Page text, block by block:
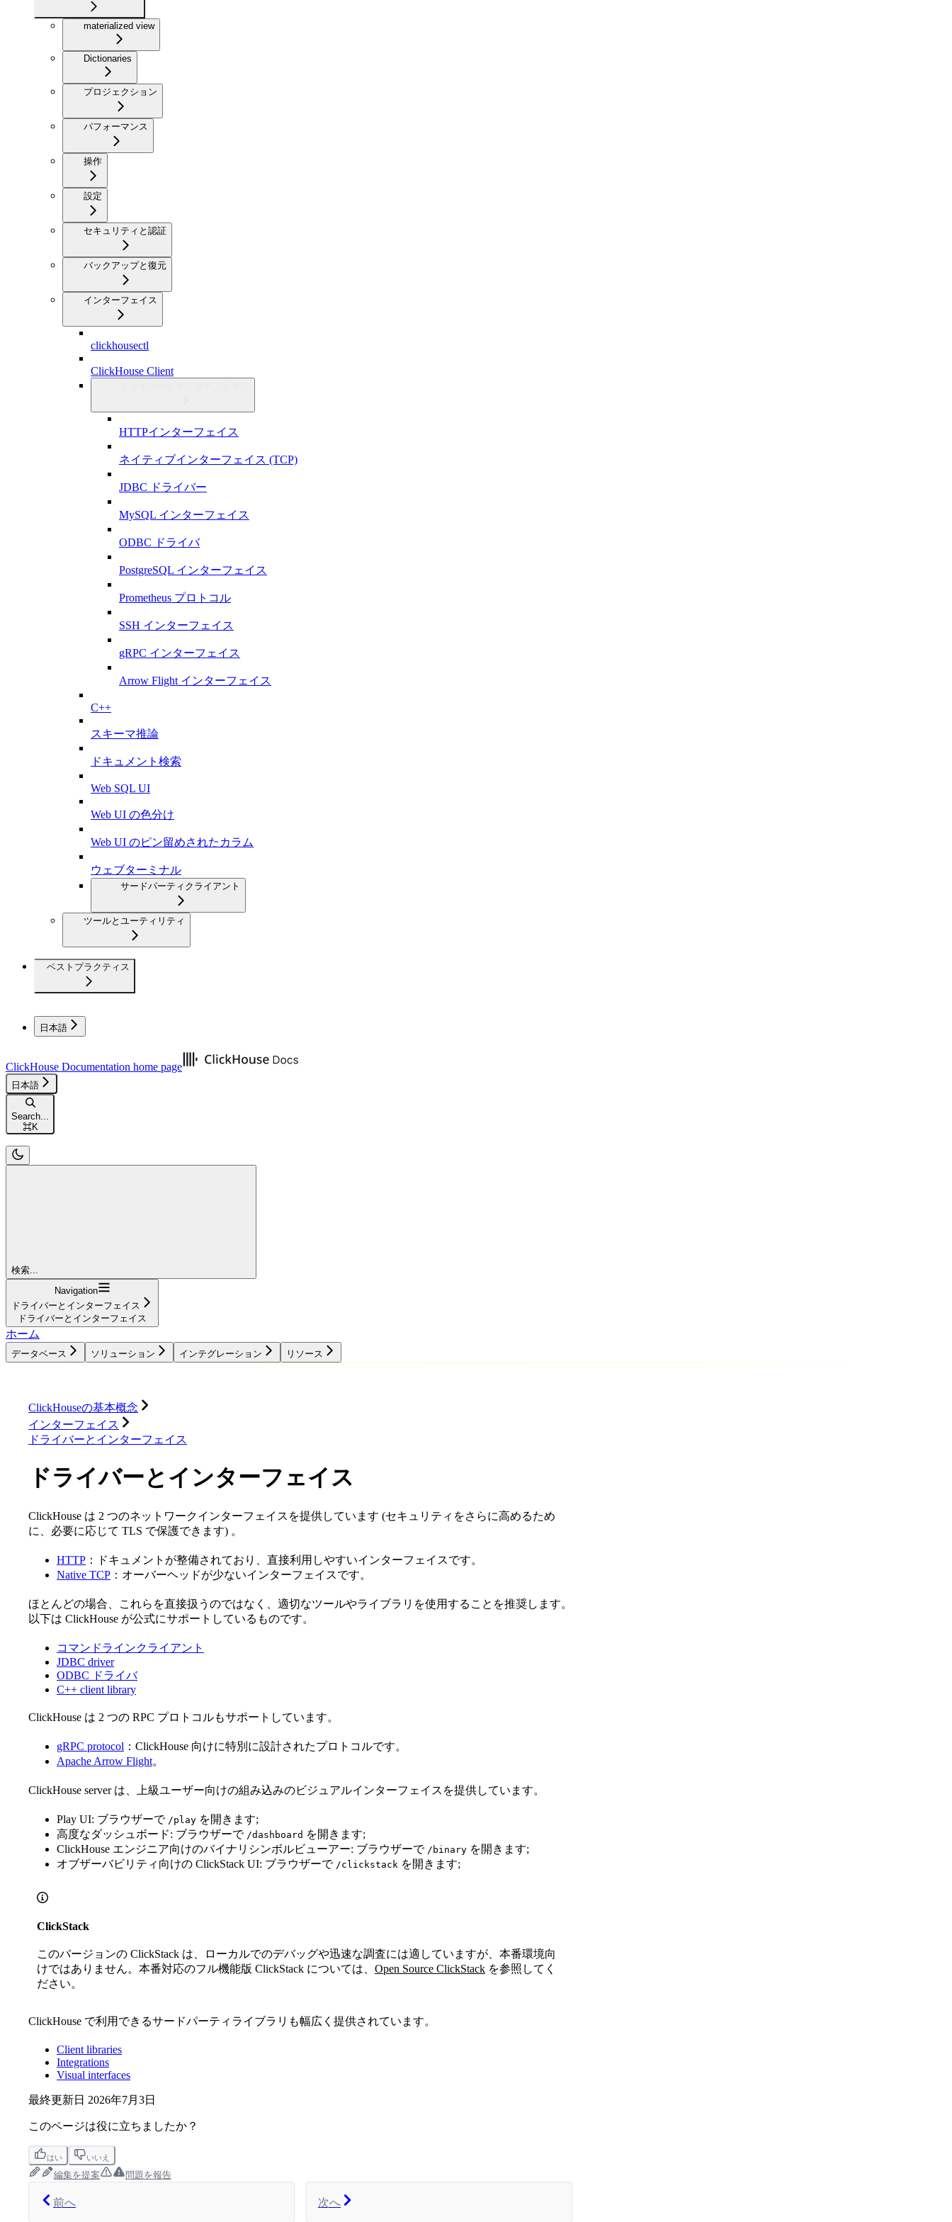
materialized view
Dictionaries
プロジェクション
パフォーマンス
操作
設定
セキュリティと認証
バックアップと復元
インターフェイス
clickhousectl
ClickHouse Client
HTTPインターフェイス
ネイティブインターフェイス (TCP)
JDBC ドライバー
MySQL インターフェイス
ODBC ドライバ
PostgreSQL インターフェイス
Prometheus プロトコル
SSH インターフェイス
gRPC インターフェイス
Arrow Flight インターフェイス
C++
スキーマ推論
ドキュメント検索
Web SQL UI
Web UI の色分け
Web UI のピン留めされたカラム
ウェブターミナル
サードパーティクライアント
ツールとユーティリティ
ベストプラクティス
日本語
ClickHouse Documentation home page
日本語
Search...
⌘K
検索...
Navigation
ドライバーとインターフェイス
ドライバーとインターフェイス
ホーム
データベース ソリューション インテグレーション リソース
ClickHouseの基本概念
インターフェイス
ドライバーとインターフェイス
ドライバーとインターフェイス
ClickHouse は 2 つのネットワークインターフェイスを提供しています (セキュリティをさらに高めるため
に、必要に応じて TLS で保護できます) 。
HTTP ：ドキュメントが整備されており、直接利用しやすいインターフェイスです。
Native TCP ：オーバーヘッドが少ないインターフェイスです。
ほとんどの場合、これらを直接扱うのではなく、適切なツールやライブラリを使用することを推奨します。
以下は ClickHouse が公式にサポートしているものです。
コマンドラインクライアント
JDBC driver
ODBC ドライバ
C++ client library
ClickHouse は 2 つの RPC プロトコルもサポートしています。
gRPC protocol ：ClickHouse 向けに特別に設計されたプロトコルです。
Apache Arrow Flight。
ClickHouse server は、上級ユーザー向けの組み込みのビジュアルインターフェイスを提供しています。
Play UI: ブラウザーで /play を開きます;
高度なダッシュボード: ブラウザーで /dashboard を開きます;
ClickHouse エンジニア向けのバイナリシンボルビューアー: ブラウザーで /binary を開きます;
オブザーバビリティ向けの ClickStack UI: ブラウザーで /clickstack を開きます;
ClickStack
このバージョンの ClickStack は、ローカルでのデバッグや迅速な調査には適していますが、本番環境向
けではありません。本番対応のフル機能版 ClickStack については、 Open Source ClickStack を参照してく
ださい。
ClickHouse で利用できるサードパーティライブラリも幅広く提供されています。
Client libraries
Integrations
Visual interfaces
最終更新日 2026年7月3日
このページは役に立ちましたか？
はい いいえ
編集を提案 問題を報告
前へ 次へ